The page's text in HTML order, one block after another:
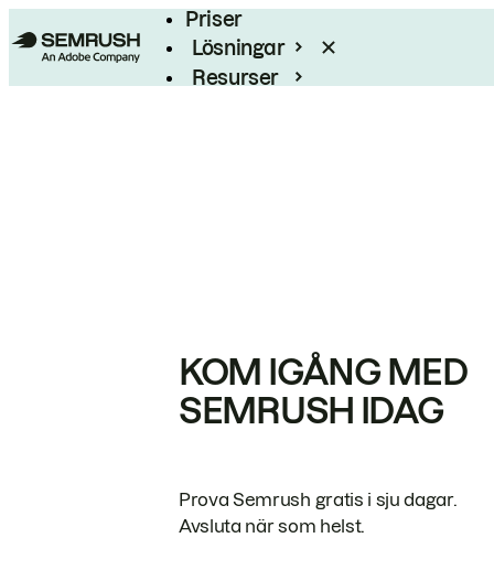
Priser
Lösningar
Resurser
KOM IGÅNG MED
SEMRUSH IDAG
Prova Semrush gratis i sju dagar.
Avsluta när som helst.